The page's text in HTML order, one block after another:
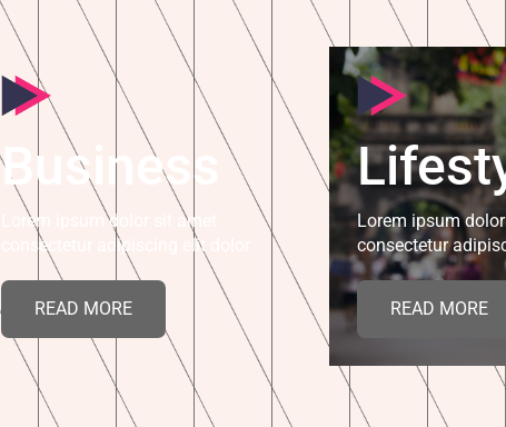
Business
Lorem ipsum dolor sit amet
consectetur adipiscing elit dolor
READ MORE
Lorem ipsum
consectetur
READ MORE